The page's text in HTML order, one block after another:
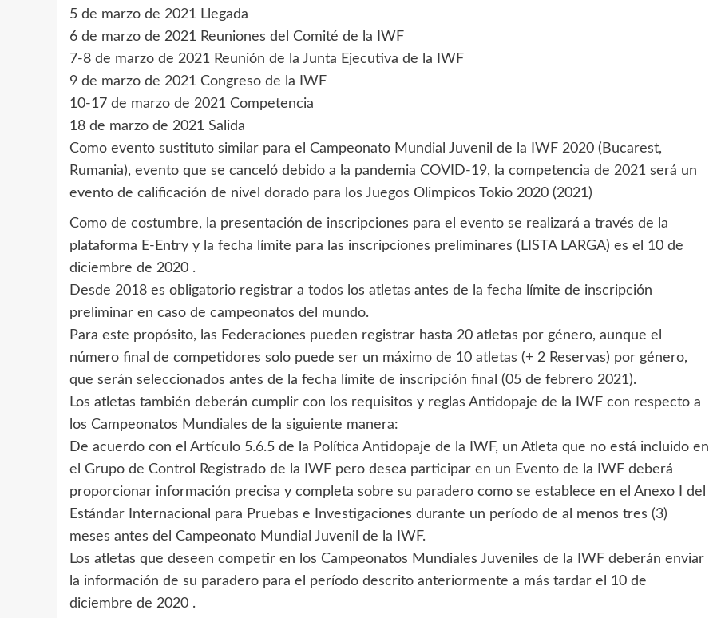
5 de marzo de 2021 Llegada
6 de marzo de 2021 Reuniones del Comité de la IWF
7-8 de marzo de 2021 Reunión de la Junta Ejecutiva de la IWF
9 de marzo de 2021 Congreso de la IWF
10-17 de marzo de 2021 Competencia
18 de marzo de 2021 Salida
Como evento sustituto similar para el Campeonato Mundial Juvenil de la IWF 2020 (Bucarest,
Rumania), evento que se canceló debido a la pandemia COVID-19, la competencia de 2021 será un
evento de calificación de nivel dorado para los Juegos Olimpicos Tokio 2020 (2021)
Como de costumbre, la presentación de inscripciones para el evento se realizará a través de la
plataforma E-Entry y la fecha límite para las inscripciones preliminares (LISTA LARGA) es el 10 de
diciembre de 2020 .
Desde 2018 es obligatorio registrar a todos los atletas antes de la fecha límite de inscripción
preliminar en caso de campeonatos del mundo.
Para este propósito, las Federaciones pueden registrar hasta 20 atletas por género, aunque el
número final de competidores solo puede ser un máximo de 10 atletas (+ 2 Reservas) por género,
que serán seleccionados antes de la fecha límite de inscripción final (05 de febrero 2021).
Los atletas también deberán cumplir con los requisitos y reglas Antidopaje de la IWF con respecto a
los Campeonatos Mundiales de la siguiente manera:
De acuerdo con el Artículo 5.6.5 de la Política Antidopaje de la IWF, un Atleta que no está incluido en
el Grupo de Control Registrado de la IWF pero desea participar en un Evento de la IWF deberá
proporcionar información precisa y completa sobre su paradero como se establece en el Anexo I del
Estándar Internacional para Pruebas e Investigaciones durante un período de al menos tres (3)
meses antes del Campeonato Mundial Juvenil de la IWF.
Los atletas que deseen competir en los Campeonatos Mundiales Juveniles de la IWF deberán enviar
la información de su paradero para el período descrito anteriormente a más tardar el 10 de
diciembre de 2020 .